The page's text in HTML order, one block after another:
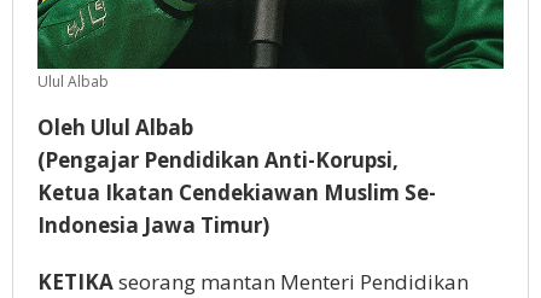
Ulul Albab
Oleh Ulul Albab
(Pengajar Pendidikan Anti-Korupsi,
Ketua Ikatan Cendekiawan Muslim Se-
Indonesia Jawa Timur)
KETIKAseorang mantan Menteri Pendidikan